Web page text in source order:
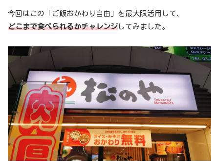
今回はこの「ご飯おかわり自由」を最大限活用して、
どこまで食べられるかチャレンジ してみました。